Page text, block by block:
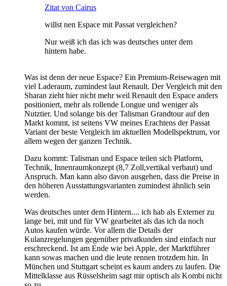
Zitat von Cairus
willst nen Espace mit Passat vergleichen?
Nur weiß ich das ich was deutsches unter dem
hintern habe.
Was ist denn der neue Espace? Ein Premium-Reisewagen mit
viel Laderaum, zumindest laut Renault. Der Vergleich mit den
Sharan zieht hier nicht mehr weil Renault den Espace anders
positioniert, mehr als rollende Longue und weniger als
Nutztier. Und solange bis der Talisman Grandtour auf den
Markt kommt, ist seitens VW meines Erachtens der Passat
Variant der beste Vergleich im aktuellen Modellspektrum, vor
allem wegen der ganzen Technik.
Dazu kommt: Talisman und Espace teilen sich Platform,
Technik, Innenraumkonzept (8,7 Zoll,vertikal verbaut) und
Anspruch. Man kann also davon ausgehen, dass die Preise in
den höheren Ausstattungsvarianten zumindest ähnlich sein
werden.
Was deutsches unter dem Hintern.... ich hab als Externer zu
lange bei, mit und für VW gearbeitet als das ich da noch
Autos kaufen würde. Vor allem die Details der
Kulanzregelungen gegenüber privatkunden sind einfach nur
erschreckend. Ist am Ende wie bei Apple, der Marktführer
kann sowas machen und die leute rennen trotzdem hin. In
München und Stuttgart scheint es kaum anders zu laufen. Die
Mittelklasse aus Rüsselsheim sagt mir optisch als Kombi nicht